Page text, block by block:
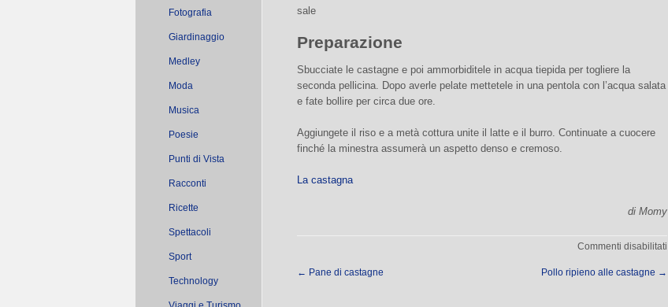
Fotografia
Giardinaggio
Medley
Moda
Musica
Poesie
Punti di Vista
Racconti
Ricette
Spettacoli
Sport
Technology
sale
Preparazione
Sbucciate le castagne e poi ammorbiditele in acqua tiepida per togliere la
seconda pellicina. Dopo averle pelate mettetele in una pentola con l’acqua salata
e fate bollire per circa due ore.
Aggiungete il riso e a metà cottura unite il latte e il burro. Continuate a cuocere
finché la minestra assumerà un aspetto denso e cremoso.
La castagna
di Momy
Commenti disabilitati
← Pane di castagne Pollo ripieno alle castagne →